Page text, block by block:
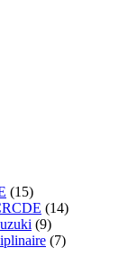
(15)
(14)
(9)
(7)